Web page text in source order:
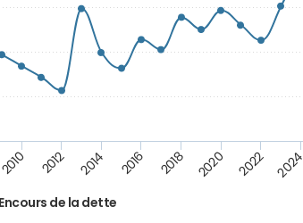
Encours de la dette
2010 2012 2014 2016 2018 2020 2022 2024